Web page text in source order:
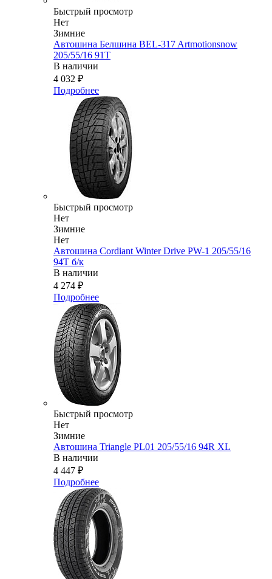
Быстрый просмотр
Нет
Зимние
Автошина Белшина BEL-317 Artmotionsnow
205/55/16 91T
В наличии
4 032 ₽
Подробнее
Быстрый просмотр
Нет
Зимние
Нет
Автошина Cordiant Winter Drive PW-1 205/55/16
94T б/к
В наличии
4 274 ₽
Подробнее
Быстрый просмотр
Нет
Зимние
Автошина Triangle PL01 205/55/16 94R XL
В наличии
4 447 ₽
Подробнее